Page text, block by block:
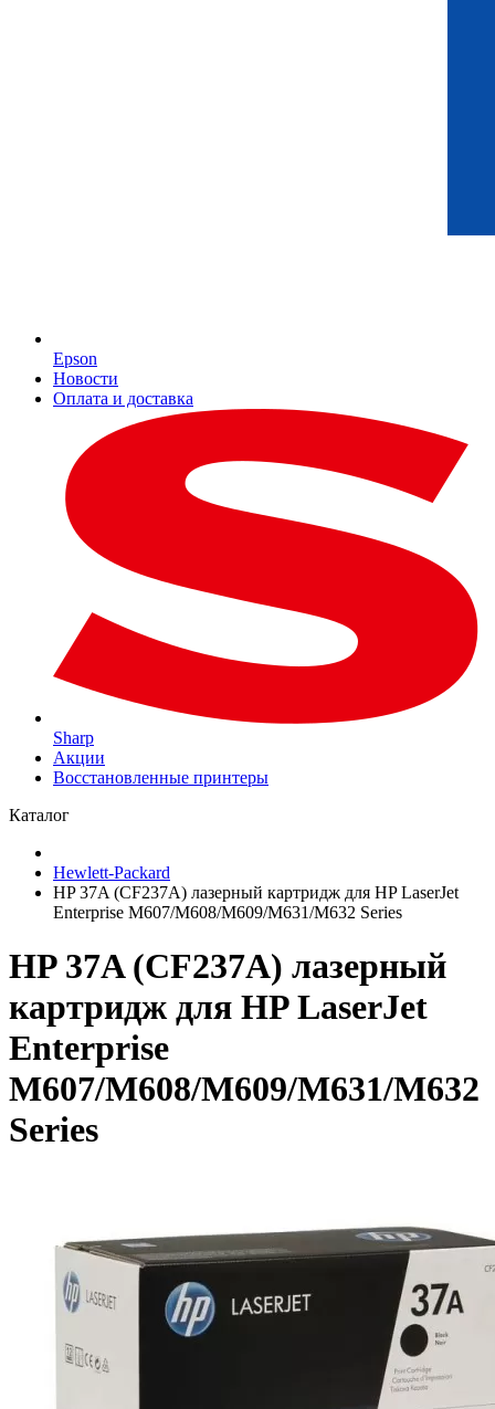
Epson
Новости
Оплата и доставка
Sharp
Акции
Восстановленные принтеры
Каталог
Hewlett-Packard
HP 37A (CF237A) лазерный картридж для HP LaserJet
Enterprise M607/M608/M609/M631/M632 Series
HP 37A (CF237A) лазерный
картридж для HP LaserJet
Enterprise
M607/M608/M609/M631/M632
Series